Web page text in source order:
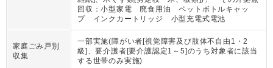
回収：小型家電 廃食用油 ペットボトルキャッ
プ インクカートリッジ 小型充電式電池
家庭ごみ戸別
収集
一部実施(障がい者[視覚障害及び肢体不自由1・2
級]、要介護者[要介護認定1～5]のうち対象者に該当
する世帯のみ実施)